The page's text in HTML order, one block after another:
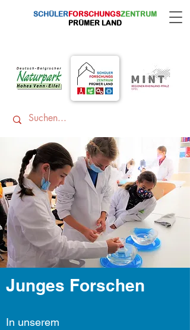
SCHÜLERFORSCHUNGSZENTRUM
PRÜMER LAND
Junges Forschen
In unserem